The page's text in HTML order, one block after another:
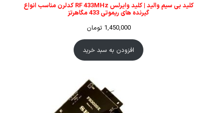
کلید بی سیم والید | کلید وایرلس RF 433MHz کدلرن مناسب انواع
گیرنده های ریموتی 433 مگاهرتز
1,450,000 تومان
افزودن به سبد خرید